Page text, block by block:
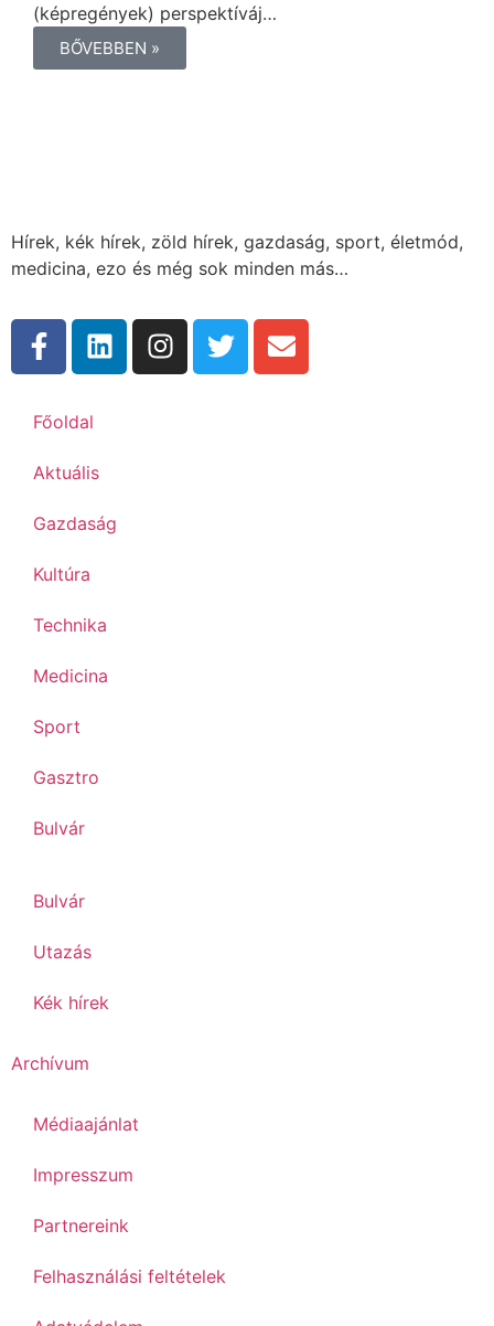
(képregények) perspektíváj…
BŐVEBBEN »
Hírek, kék hírek, zöld hírek, gazdaság, sport, életmód,
medicina, ezo és még sok minden más…
Főoldal
Aktuális
Gazdaság
Kultúra
Technika
Medicina
Sport
Gasztro
Bulvár
Bulvár
Utazás
Kék hírek
Archívum
Médiaajánlat
Impresszum
Partnereink
Felhasználási feltételek